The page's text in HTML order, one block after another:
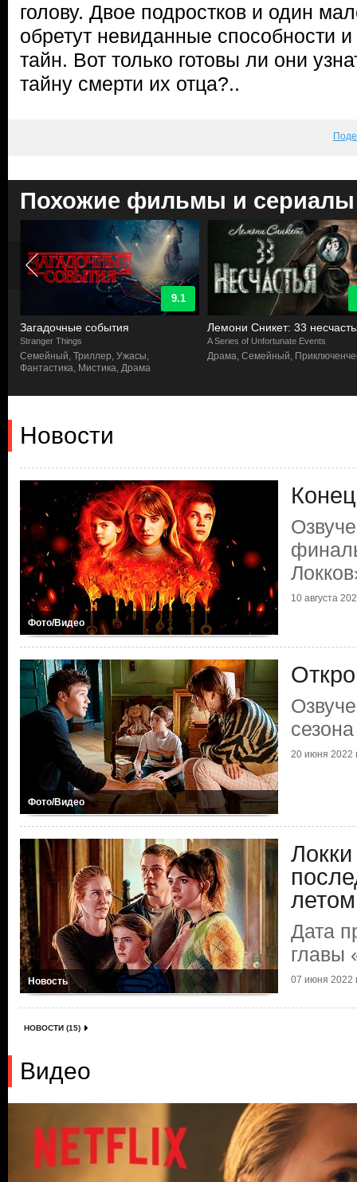
голову. Двое подростков и один
обретут невиданные способности
тайн. Вот только готовы ли они
тайну смерти их отца?..
Похожие фильмы и сериалы
9.1
Загадочные события
Stranger Things
Семейный, Триллер, Ужасы,
Фантастика, Мистика, Драма
Лемони Сникет: 33
A Series of Unfortunate Events
Драма, Семейный,
Новости
Фото/Видео
10 августа
Фото/Видео
20 июня 2022
Новость
летом
Дата
главы
07 июня 2022
НОВОСТИ (15)
Видео